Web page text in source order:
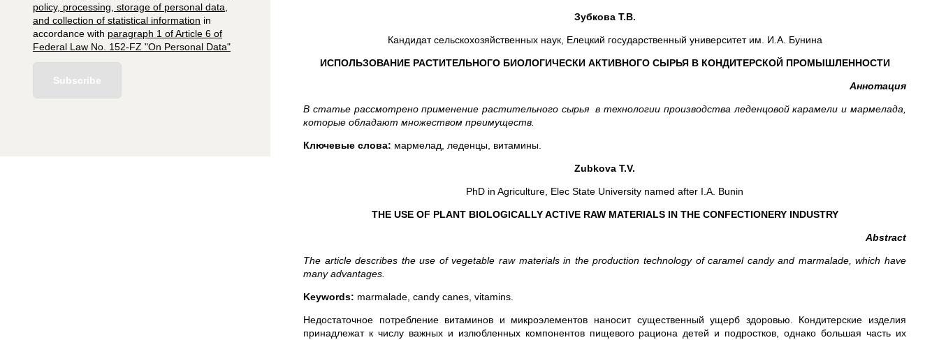
policy, processing, storage of personal data,
and collection of statistical information in
accordance with paragraph 1 of Article 6 of
Federal Law No. 152-FZ "On Personal Data"
Subscribe
Зубкова Т.В.
Кандидат сельскохозяйственных наук, Елецкий государственный университет им. И.А. Бунина
ИСПОЛЬЗОВАНИЕ РАСТИТЕЛЬНОГО БИОЛОГИЧЕСКИ АКТИВНОГО СЫРЬЯ В КОНДИТЕРСКОЙ ПРОМЫШЛЕННОСТИ
Аннотация
В статье рассмотрено применение растительного сырья в технологии производства леденцовой карамели и мармелада,
которые обладают множеством преимуществ.
Ключевые слова: мармелад, леденцы, витамины.
Zubkova T.V.
PhD in Agriculture, Elec State University named after I.A. Bunin
THE USE OF PLANT BIOLOGICALLY ACTIVE RAW MATERIALS IN THE CONFECTIONERY INDUSTRY
Abstract
The article describes the use of vegetable raw materials in the production technology of caramel candy and marmalade, which have
many advantages.
Keywords: marmalade, candy canes, vitamins.
Недостаточное потребление витаминов и микроэлементов наносит существенный ущерб здоровью. Кондитерские изделия
принадлежат к числу важных и излюбленных компонентов пищевого рациона детей и подростков, однако большая часть их